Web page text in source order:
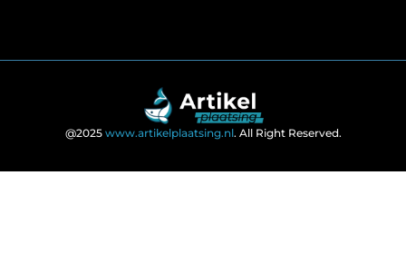
@2025 www.artikelplaatsing.nl. All Right Reserved.